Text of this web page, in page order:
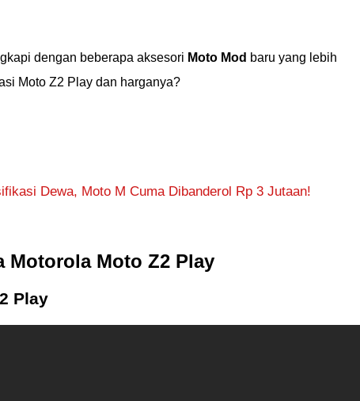
dengan beberapa aksesori Moto Mod baru yang lebih
Moto Z2 Play dan harganya?
Dewa, Moto M Cuma Dibanderol Rp 3 Jutaan!
Motorola Moto Z2 Play
Play